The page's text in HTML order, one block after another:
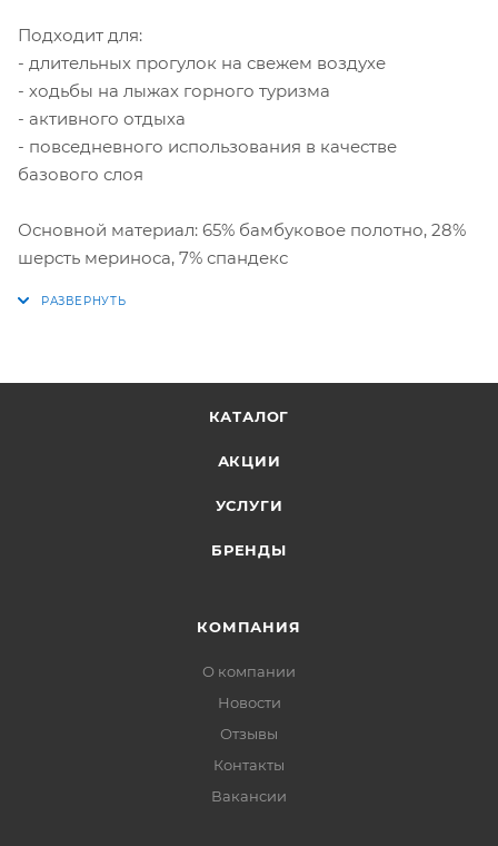
Подходит для:
- длительных прогулок на свежем воздухе
- ходьбы на лыжах горного туризма
- активного отдыха
- повседневного использования в качестве
базового слоя
Основной материал: 65% бамбуковое полотно, 28%
шерсть мериноса, 7% спандекс
КАТАЛОГ
АКЦИИ
УСЛУГИ
БРЕНДЫ
КОМПАНИЯ
О компании
Новости
Отзывы
Контакты
Вакансии